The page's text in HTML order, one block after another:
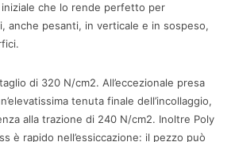
iniziale che lo rende perfetto per
anche pesanti, in verticale e in sospeso,
di 320 N/cm2. All’eccezionale presa
tenuta finale dell’incollaggio,
alla trazione di 240 N/cm2. Inoltre Poly
è rapido nell’essiccazione: il pezzo può